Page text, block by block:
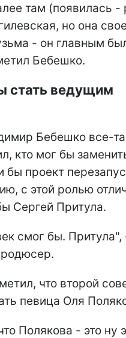
там (появилась -
но она
- он главным
Бебешко.
стать ведущим
Бебешко все-
кто мог бы
бы проект
с этой ролью
Сергей Притула.
смог бы. Притула",
что второй
певица Оля
Полякова - это ну